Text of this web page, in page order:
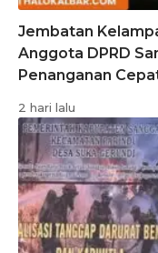
Jembatan
Anggota DPRD
Penanganan
2 hari lalu